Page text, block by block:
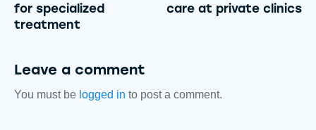
for specialized
treatment
care at private clinics
Leave a comment
You must be logged in to post a comment.